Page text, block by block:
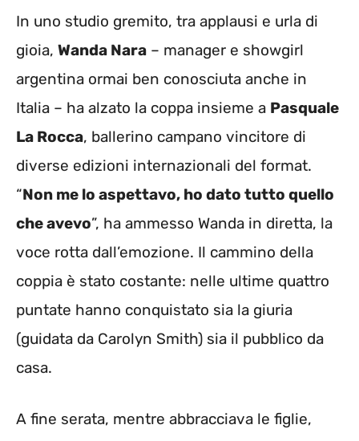
In uno studio gremito, tra applausi e urla di
gioia, Wanda Nara – manager e showgirl
argentina ormai ben conosciuta anche in
Italia – ha alzato la coppa insieme a Pasquale
La Rocca, ballerino campano vincitore di
diverse edizioni internazionali del format.
“Non me lo aspettavo, ho dato tutto quello
che avevo”, ha ammesso Wanda in diretta, la
voce rotta dall’emozione. Il cammino della
coppia è stato costante: nelle ultime quattro
puntate hanno conquistato sia la giuria
(guidata da Carolyn Smith) sia il pubblico da
casa.
A fine serata, mentre abbracciava le figlie,